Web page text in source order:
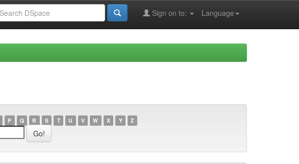
Language
Sign on to:
P Q R S T U V W X Y Z